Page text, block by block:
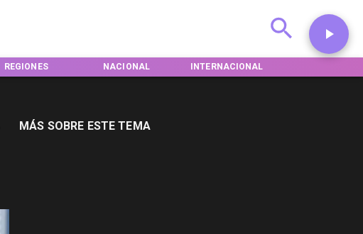
NACIONAL INTERNACIONAL DEPORTES
MÁS SOBRE ESTE TEMA